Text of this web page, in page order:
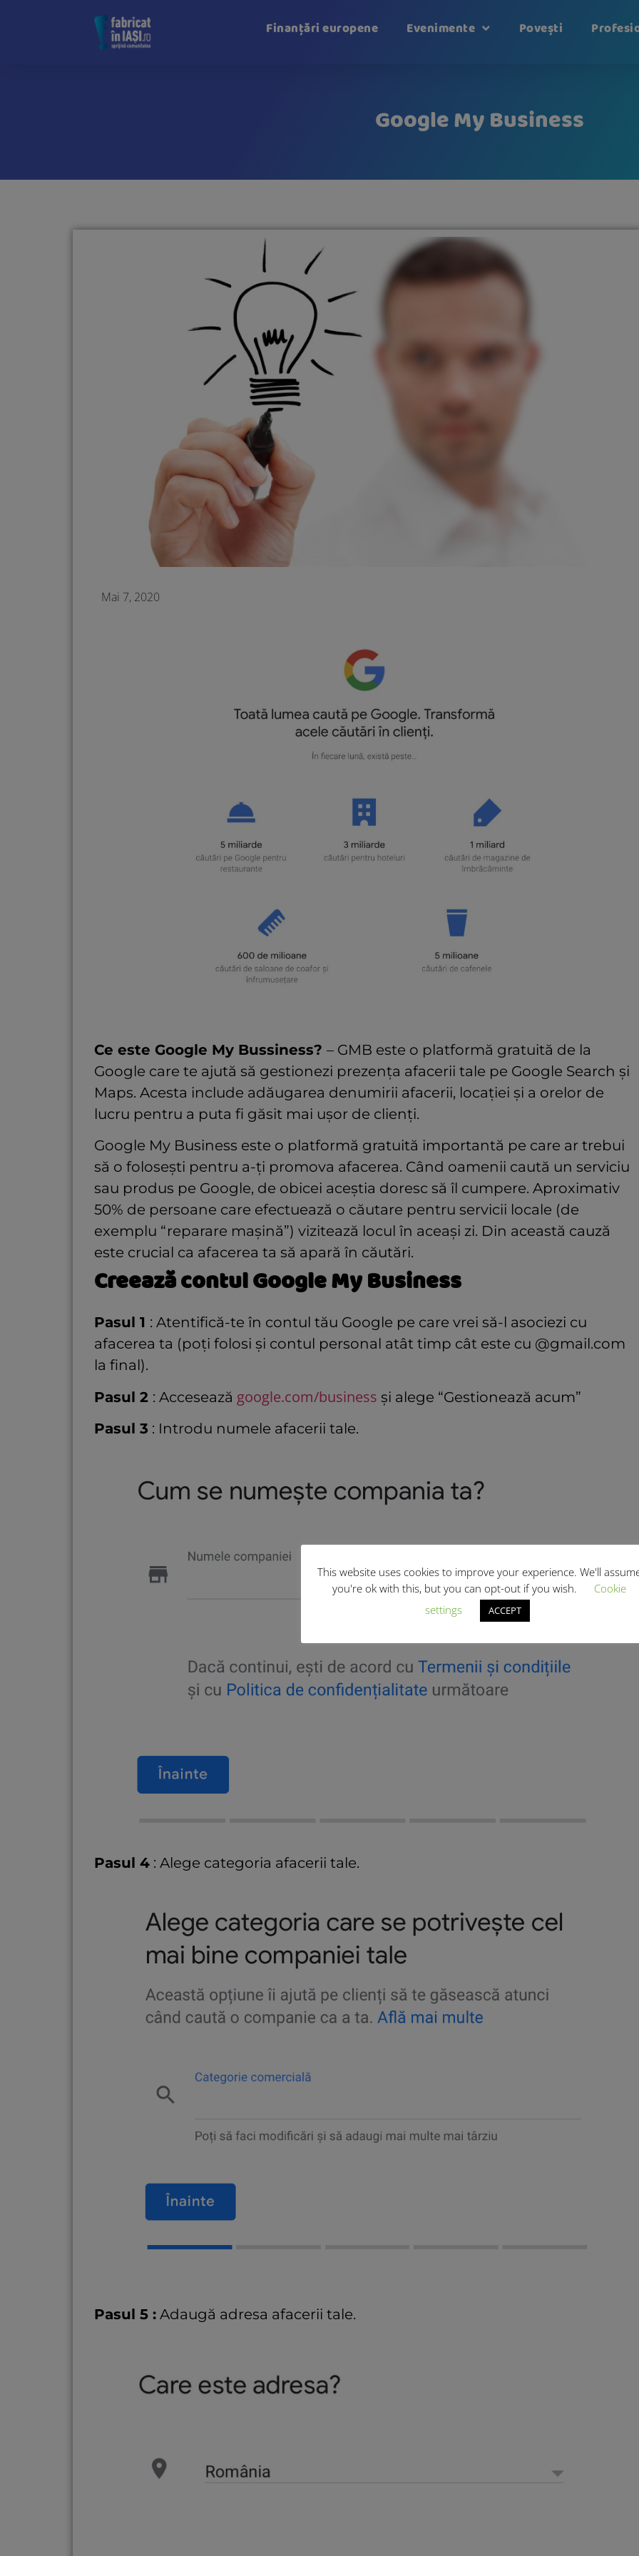
Finanțări europene Evenimente Povești
Google My Business
Mai 7, 2020
Ce este Google My Bussiness? – GMB este o platformă gratuită de la
Google care te ajută să gestionezi prezența afacerii tale pe Google Search și
Maps. Acesta include adăugarea denumirii afacerii, locației și a orelor de
lucru pentru a puta fi găsit mai ușor de clienți.
Google My Business este o platformă gratuită importantă pe care ar trebui
să o folosești pentru a-ți promova afacerea. Când oamenii caută un serviciu
sau produs pe Google, de obicei aceștia doresc să îl cumpere. Aproximativ
50% de persoane care efectuează o căutare pentru servicii locale (de
exemplu “reparare mașină”) vizitează locul în aceași zi. Din această cauză
este crucial ca afacerea ta să apară în căutări.
Creează contul Google My Business
Pasul 1 : Atentifică-te în contul tău Google pe care vrei să-l asociezi cu
afacerea ta (poți folosi și contul personal atât timp cât este cu @gmail.com
la final).
Pasul 2 : Accesează google.com/business și alege “Gestionează acum”
Pasul 3 : Introdu numele afacerii tale.
Pasul 4 : Alege categoria afacerii tale.
Pasul 5 : Adaugă adresa afacerii tale.
This website uses cookies to improve your experience. We'll
you're ok with this, but you can opt-out if you wish.
Cookie
settings
ACCEPT